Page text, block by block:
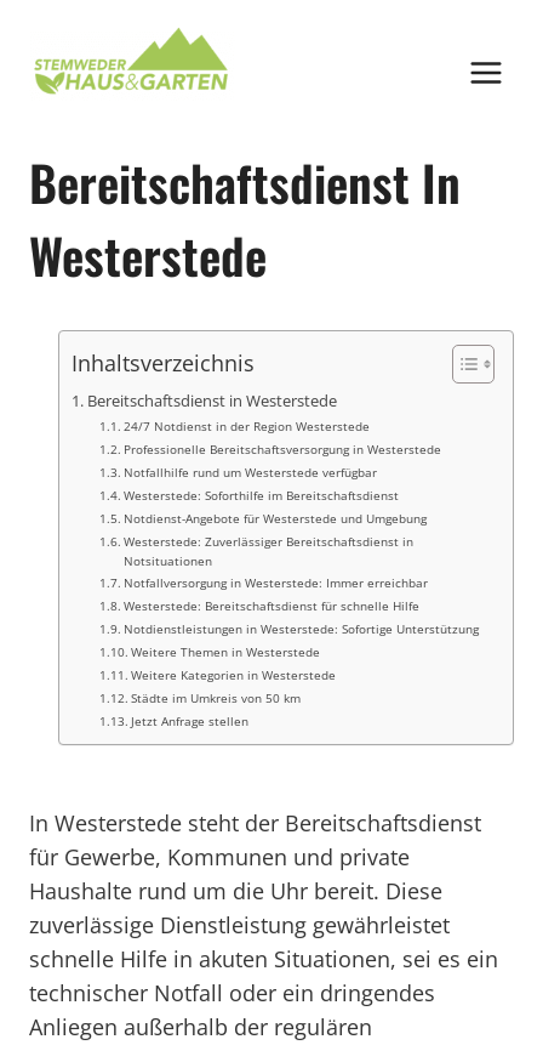
springen
Bereitschaftsdienst In
Westerstede
Inhaltsverzeichnis
Bereitschaftsdienst in Westerstede
24/7 Notdienst in der Region Westerstede
Professionelle Bereitschaftsversorgung in Westerstede
Notfallhilfe rund um Westerstede verfügbar
Westerstede: Soforthilfe im Bereitschaftsdienst
Notdienst-Angebote für Westerstede und Umgebung
Westerstede: Zuverlässiger Bereitschaftsdienst in
Notsituationen
Notfallversorgung in Westerstede: Immer erreichbar
Westerstede: Bereitschaftsdienst für schnelle Hilfe
Notdienstleistungen in Westerstede: Sofortige Unterstützung
Weitere Themen in Westerstede
Weitere Kategorien in Westerstede
Städte im Umkreis von 50 km
Jetzt Anfrage stellen
In Westerstede steht der Bereitschaftsdienst
für Gewerbe, Kommunen und private
Haushalte rund um die Uhr bereit. Diese
zuverlässige Dienstleistung gewährleistet
schnelle Hilfe in akuten Situationen, sei es ein
technischer Notfall oder ein dringendes
Anliegen außerhalb der regulären